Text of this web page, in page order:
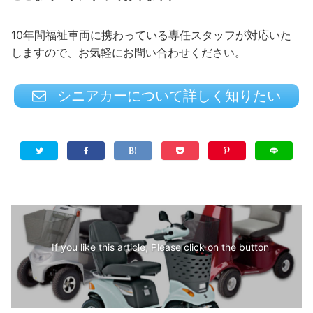
10年間福祉車両に携わっている専任スタッフが対応いた
しますので、お気軽にお問い合わせください。
シニアカーについて詳しく知りたい
If you like this article, Please click on the button